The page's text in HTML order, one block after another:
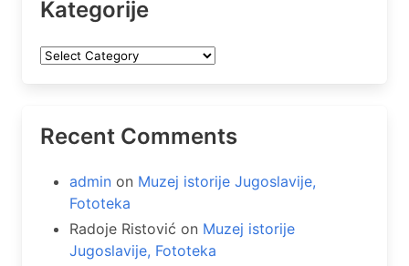
Kategorije
Kategorije
Recent Comments
admin on Muzej istorije Jugoslavije,
Fototeka
Radoje Ristović on Muzej istorije
Jugoslavije, Fototeka